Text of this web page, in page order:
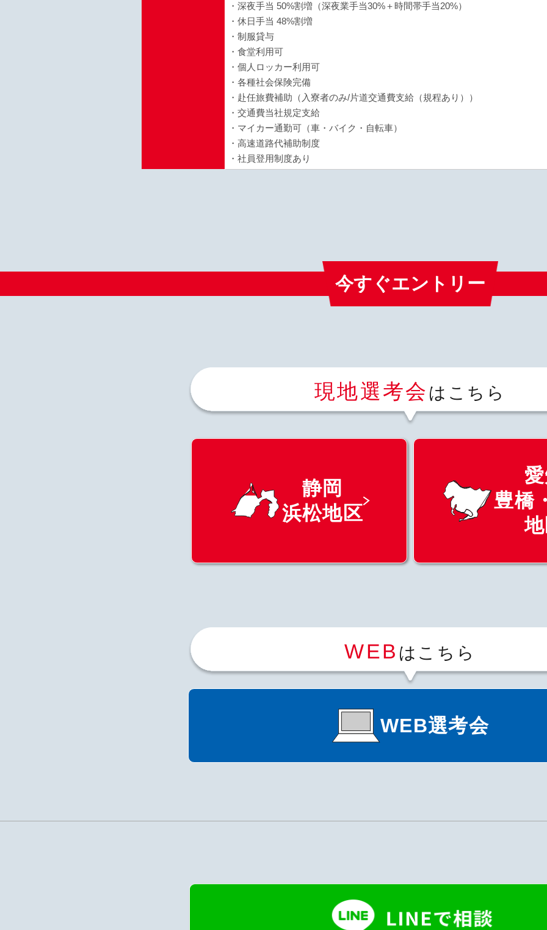
・深夜手当 50%割増（深夜業手当30%＋時間帯手当20%）
・休日手当 48%割増
・制服貸与
・食堂利用可
・個人ロッカー利用可
・各種社会保険完備
・赴任旅費補助（入寮者のみ/片道交通費支給（規程あり））
・交通費当社規定支給
・マイカー通勤可（車・バイク・自転車）
・高速道路代補助制度
・社員登用制度あり
今すぐエントリー
現地選考会 はこちら
静岡
浜松地区
豊橋
WEB はこちら
WEB選考会